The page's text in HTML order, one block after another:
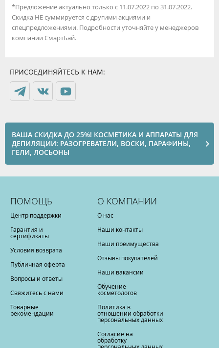
*Предложение актуально только с 11.07.2022 по 31.07.2022.
Скидка НЕ суммируется с другими акциями и
спецпредложениями. Подробности уточняйте у менеджеров
компании СмартБай.
ПРИСОЕДИНЯЙТЕСЬ К НАМ:
ВАША СКИДКА ДО 25%! КОСМЕТИКА И АППАРАТЫ ДЛЯ
ДЕПИЛЯЦИИ: РАЗОГРЕВАТЕЛИ, ВОСКИ, ПАРАФИНЫ,
ГЕЛИ, ЛОСЬОНЫ
ПОМОЩЬ
Центр поддержки
Гарантия и
сертификаты
Условия возврата
Публичная оферта
Вопросы и ответы
Свяжитесь с нами
Товарные
рекомендации
О КОМПАНИИ
О нас
Наши контакты
Наши преимущества
Отзывы покупателей
Наши вакансии
Обучение
косметологов
Политика в
отношении обработки
персональных данных
Согласие на
обработку